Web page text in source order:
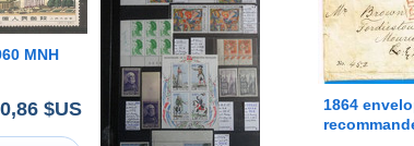
MNH
$US
1864